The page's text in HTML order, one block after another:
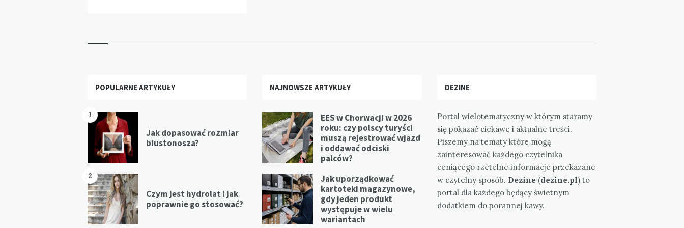
Widgets
POPULARNE ARTYKUŁY
1
Jak dopasować rozmiar
biustonosza?
2
Czym jest hydrolat i jak
poprawnie go stosować?
NAJNOWSZE ARTYKUŁY
EES w Chorwacji w 2026
roku: czy polscy turyści
muszą rejestrować wjazd
i oddawać odciski
palców?
Jak uporządkować
kartoteki magazynowe,
gdy jeden produkt
występuje w wielu
wariantach
DEZINE
Portal wielotematyczny w którym staramy
się pokazać ciekawe i aktualne treści.
Piszemy na tematy które mogą
zainteresować każdego czytelnika
ceniącego rzetelne informacje przekazane
w czytelny sposób. Dezine(dezine.pl) to
portal dla każdego będący świetnym
dodatkiem do porannej kawy.